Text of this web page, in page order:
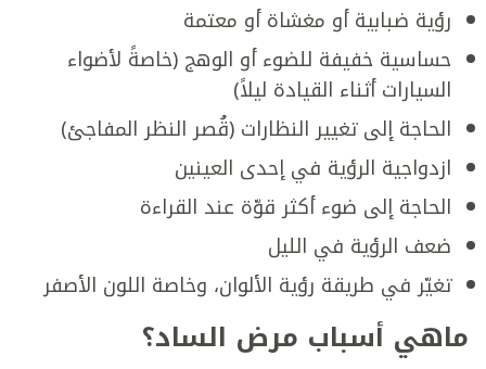
رؤية ضبابية أو مغشاة أو معتمة
حساسية خفيفة للضوء أو الوهج (خاصةً لأضواء
السيارات أثناء القيادة ليلاً)
الحاجة إلى تغيير النظارات (قُصر النظر المفاجئ)
ازدواجية الرؤية في إحدى العينين
الحاجة إلى ضوء أكثر قوّة عند القراءة
ضعف الرؤية في الليل
تغيّر في طريقة رؤية الألوان، وخاصة اللون الأصفر
ماهي أسباب مرض الساد؟